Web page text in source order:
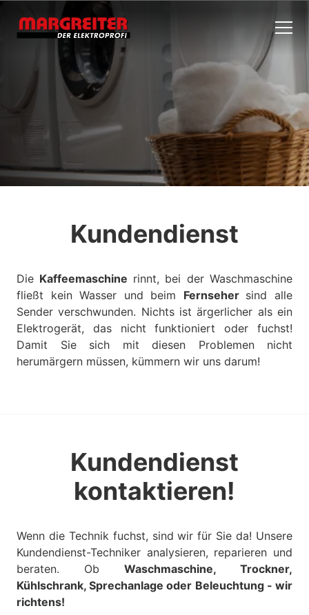
Kundendienst
Die Kaffeemaschine rinnt, bei der Waschmaschine
fließt kein Wasser und beim Fernseher sind alle
Sender verschwunden. Nichts ist ärgerlicher als ein
Elektrogerät, das nicht funktioniert oder fuchst!
Damit Sie sich mit diesen Problemen nicht
herumärgern müssen, kümmern wir uns darum!
Kundendienst
kontaktieren!
Wenn die Technik fuchst, sind wir für Sie da! Unsere
Kundendienst-Techniker analysieren, reparieren und
beraten. Ob Waschmaschine, Trockner,
Kühlschrank, Sprechanlage oder Beleuchtung - wir
richtens!